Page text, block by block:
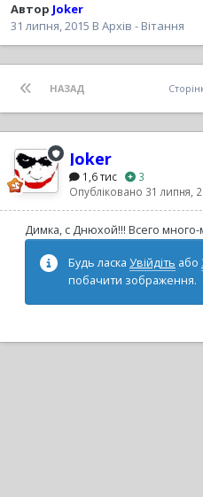
Автор Joker
31 липня, 2015 В Архів - Вітання
НАЗАД
Joker
1,6 тис
3
Опубліковано 31 липня,
Димка, с Днюхой!!! Всего много-
Будь ласка Увійдіть або
побачити зображення.